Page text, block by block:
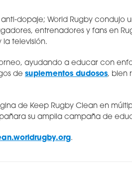
dopaje; World Rugby condujo
entrenadores y fans en
la televisión.
ayudando a educar con
de suplementos dudosos, bien
de Keep Rugby Clean en
su amplia campaña de
.